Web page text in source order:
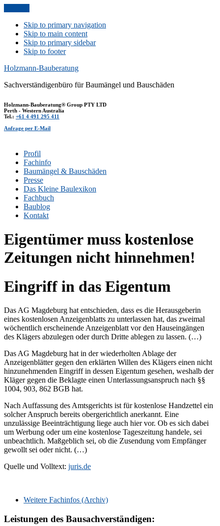
Skip to primary navigation
Skip to main content
Skip to primary sidebar
Skip to footer
Holzmann-Bauberatung
Sachverständigenbüro für Baumängel und Bauschäden
Holzmann-Bauberatung® Group PTY LTD
Perth - Western Australia
Tel.: +61 4 491 295 411
Anfrage per E-Mail
Profil
Fachinfo
Baumängel & Bauschäden
Presse
Das Kleine Baulexikon
Fachbuch
Baublog
Kontakt
Eigentümer muss kostenlose
Zeitungen nicht hinnehmen!
Eingriff in das Eigentum
Das AG Magdeburg hat entschieden, dass es die Herausgeberin
eines kostenlosen Anzeigenblatts zu unterlassen hat, das zweimal
wöchentlich erscheinende Anzeigenblatt vor den Hauseingängen
des Klägers abzulegen oder durch Dritte ablegen zu lassen. (…)
Das AG Magdeburg hat in der wiederholten Ablage der
Anzeigenblätter gegen den erklärten Willen des Klägers einen nicht
hinzunehmenden Eingriff in dessen Eigentum gesehen, weshalb der
Kläger gegen die Beklagte einen Unterlassungsanspruch nach §§
1004, 903, 862 BGB hat.
Nach Auffassung des Amtsgerichts ist für kostenlose Handzettel ein
solcher Anspruch bereits obergerichtlich anerkannt. Eine
unzulässige Beeinträchtigung liege auch hier vor. Ob es sich dabei
um Werbung oder um eine kostenlose Tageszeitung handele, sei
unbeachtlich. Maßgeblich sei, ob die Zusendung vom Empfänger
gewollt sei oder nicht. (…)
Quelle und Volltext: juris.de
Sidebar
Weitere Fachinfos (Archiv)
Leistungen des Bausachverständigen: